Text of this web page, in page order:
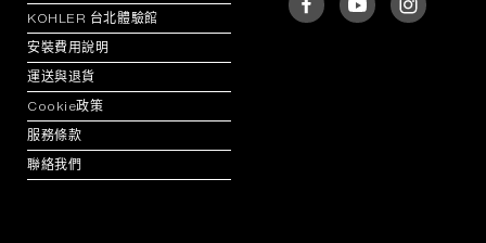
KOHLER 台北體驗館
安裝費用說明
運送與退貨
Cookie政策
服務條款
聯絡我們